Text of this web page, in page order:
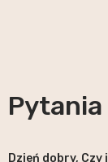
Dzień dobry,